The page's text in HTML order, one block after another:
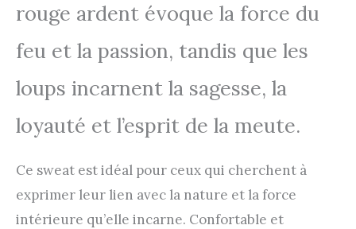
rouge ardent évoque la force du
feu et la passion, tandis que les
loups incarnent la sagesse, la
loyauté et l’esprit de la meute.
Ce sweat est idéal pour ceux qui cherchent à
exprimer leur lien avec la nature et la force
intérieure qu’elle incarne. Confortable et